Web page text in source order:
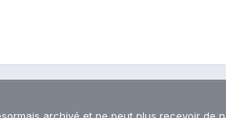
archivé et ne peut plus recevoir de